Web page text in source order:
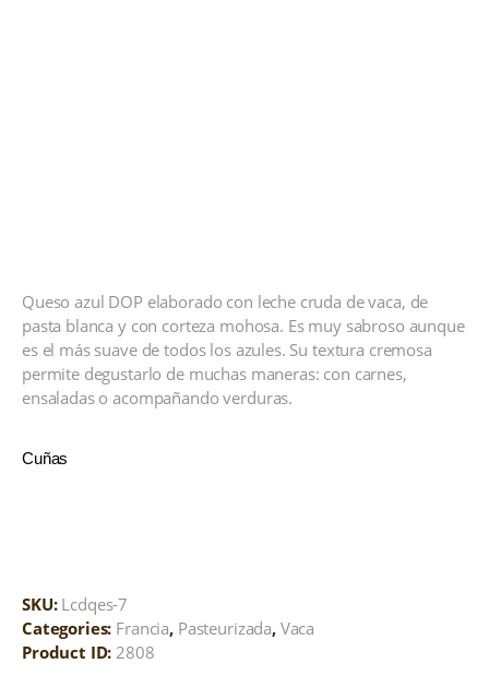
Queso azul DOP elaborado con leche cruda de vaca, de
pasta blanca y con corteza mohosa. Es muy sabroso aunque
es el más suave de todos los azules. Su textura cremosa
permite degustarlo de muchas maneras: con carnes,
ensaladas o acompañando verduras.
Cuñas
SKU: Lcdqes-7
Categories: Francia, Pasteurizada, Vaca
Product ID: 2808